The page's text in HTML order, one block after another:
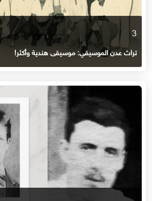
3
تراث عدن الموسيقي: موسيقى هندية وأكثر!